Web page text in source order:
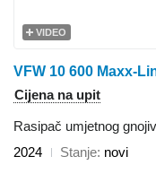
VIDEO
VFW 10 600 Maxx-
Cijena na upit
Rasipač umjetnog
2024
Stanje novi